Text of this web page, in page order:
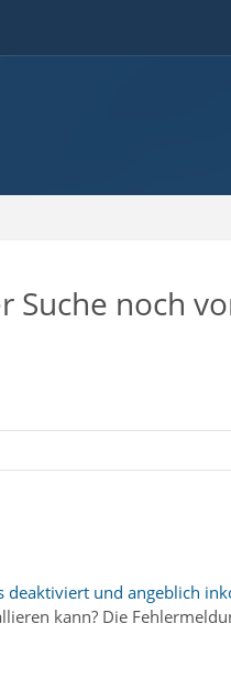
Suche noch
deaktiviert und angeblich
kann? Die